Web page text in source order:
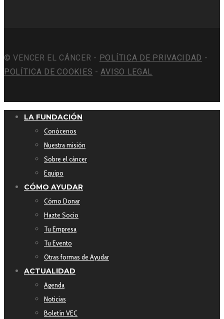
© VENCER EL CÁNCER - POLÍTICA DE PRIVACIDAD -
POLÍTICA DE COOKIES -AVISO LEGAL
LA FUNDACIÓN
Conócenos
Nuestra misión
Sobre el cáncer
Equipo
CÓMO AYUDAR
Cómo Donar
Hazte Socio
Tu Empresa
Tu Evento
Otras formas de Ayudar
ACTUALIDAD
Agenda
Noticias
Boletín VEC